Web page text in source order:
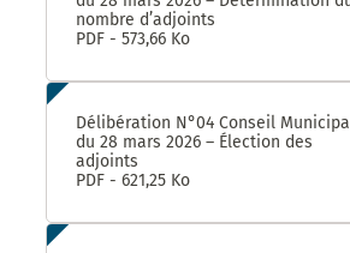
nombre d’adjoints
PDF - 573,66 Ko
Délibération N°04 Conseil
du 28 mars 2026 – Élection des
adjoints
PDF - 621,25 Ko